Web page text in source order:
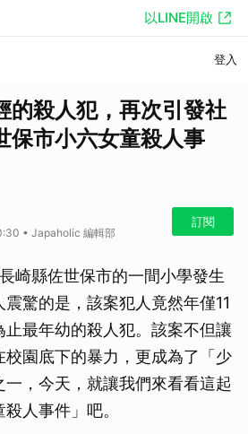
以LINE開啟
登入
的殺人犯，再次引發社
保市小六女童殺人事
• Japaholic 編輯部
訂閱
崎縣佐世保市的一間小學發生
驚的是，該案犯人竟然年僅11
止最年幼的殺人犯。該案不但讓
校園底下的暴力，更成為了「少
，今天，就讓我們來看看這起
人事件」吧。